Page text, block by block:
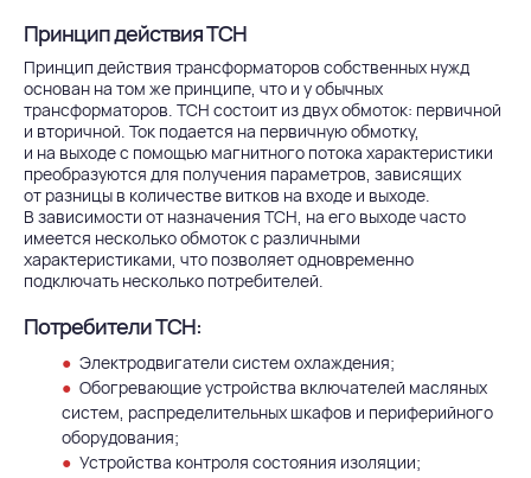
Принцип действия ТСН
Принцип действия трансформаторов собственных нужд
основан на том же принципе, что и у обычных
трансформаторов. ТСН состоит из двух обмоток: первичной
и вторичной. Ток подается на первичную обмотку,
и на выходе с помощью магнитного потока характеристики
преобразуются для получения параметров, зависящих
от разницы в количестве витков на входе и выходе.
В зависимости от назначения ТСН, на его выходе часто
имеется несколько обмоток с различными
характеристиками, что позволяет одновременно
подключать несколько потребителей.
Потребители ТСН:
Электродвигатели систем охлаждения;
Обогревающие устройства включателей масляных
систем, распределительных шкафов и периферийного
оборудования;
Устройства контроля состояния изоляции;